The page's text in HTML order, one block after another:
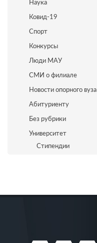
Наука
Ковид-19
Спорт
Конкурсы
Люди МАУ
СМИ о филиале
Новости опорного вуза
Абитуриенту
Без рубрики
Университет
Стипендии